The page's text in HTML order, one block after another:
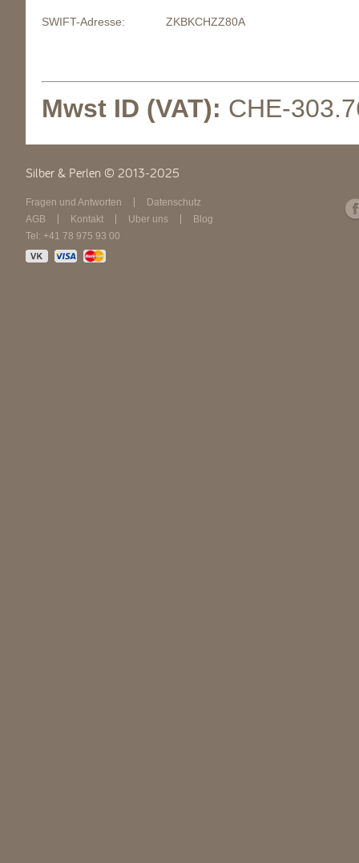
SWIFT-Adresse: ZKBKCHZZ80A
Mwst ID (VAT): CHE-
Silber & Perlen © 2013-2025
Fragen und Antworten
Datenschutz
AGB
Kontakt Über uns
Blog
Tel: +41 78 975 93 00